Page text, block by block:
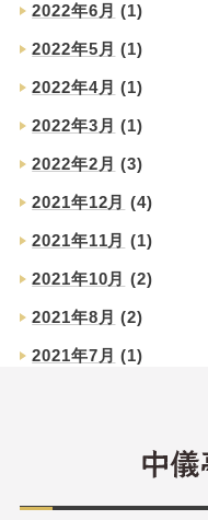
2022年6月 (1)
2022年5月 (1)
2022年4月 (1)
2022年3月 (1)
2022年2月 (3)
2021年12月 (4)
2021年11月 (1)
2021年10月 (2)
2021年8月 (2)
2021年7月 (1)